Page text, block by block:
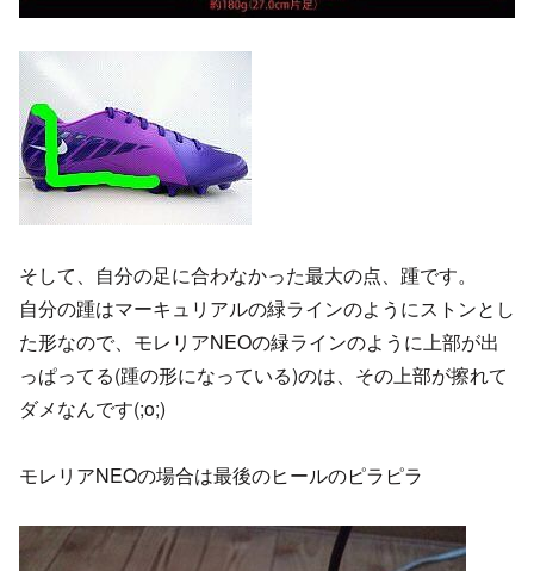
そして、自分の足に合わなかった最大の点、踵です。
自分の踵はマーキュリアルの緑ラインのようにストンとし
た形なので、モレリアNEOの緑ラインのように上部が出
っぱってる(踵の形になっている)のは、その上部が擦れて
ダメなんです(;o;)
モレリアNEOの場合は最後のヒールのピラピラ